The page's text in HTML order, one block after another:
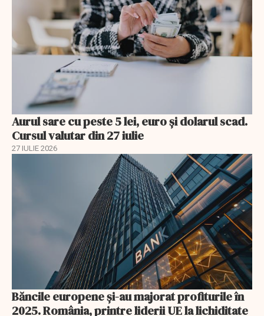
Aurul sare cu peste 5 lei, euro și dolarul scad.
Cursul valutar din 27 iulie
27 IULIE 2026
Băncile europene și-au majorat profiturile în
2025. România, printre liderii UE la lichiditate